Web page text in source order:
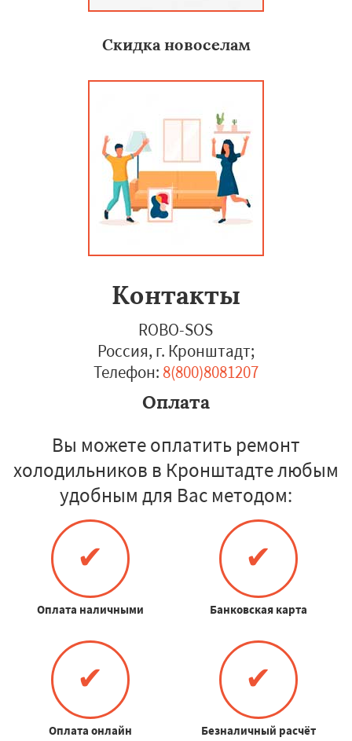
Скидка новоселам
Контакты
ROBO-SOS
Россия, г. Кронштадт;
Телефон: 8(800)8081207
Оплата
Вы можете оплатить ремонт
холодильников в Кронштадте любым
удобным для Вас методом:
✔
Оплата наличными
✔
Банковская карта
✔
Оплата онлайн
✔
Безналичный расчёт